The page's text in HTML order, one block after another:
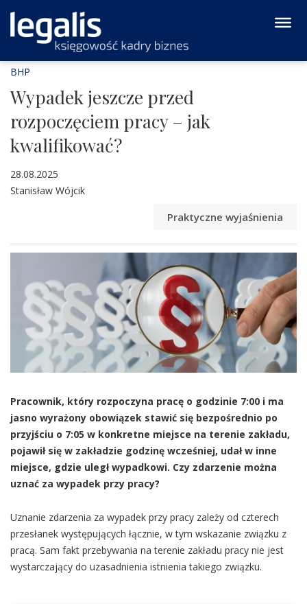
BHP
Wypadek jeszcze przed
rozpoczęciem pracy – jak
kwalifikować?
28.08.2025
Stanisław Wójcik
Praktyczne wyjaśnienia
Pracownik, który rozpoczyna pracę o godzinie 7:00 i ma
jasno wyrażony obowiązek stawić się bezpośrednio po
przyjściu o 7:05 w konkretne miejsce na terenie zakładu,
pojawił się w zakładzie godzinę wcześniej, udał w inne
miejsce, gdzie uległ wypadkowi. Czy zdarzenie można
uznać za wypadek przy pracy?
Uznanie zdarzenia za wypadek przy pracy zależy od czterech
przesłanek występujących łącznie, w tym wskazanie związku z
pracą. Sam fakt przebywania na terenie zakładu pracy nie jest
wystarczający do uzasadnienia istnienia takiego związku.